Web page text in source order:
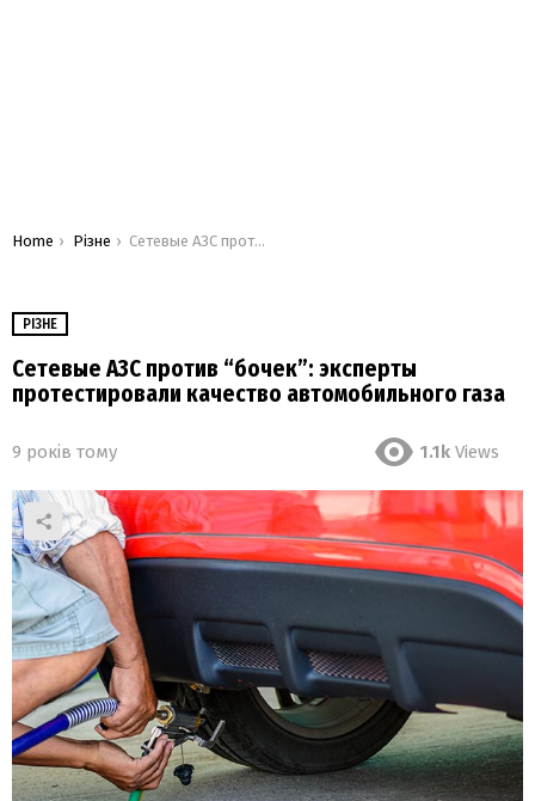
You are here:
Home Різне Сетевые АЗС против “бочек”: эксперты протестировали качество автомобильного газа
РІЗНЕ
Сетевые АЗС против “бочек”: эксперты
протестировали качество автомобильного газа
9 років тому 1.1k Views